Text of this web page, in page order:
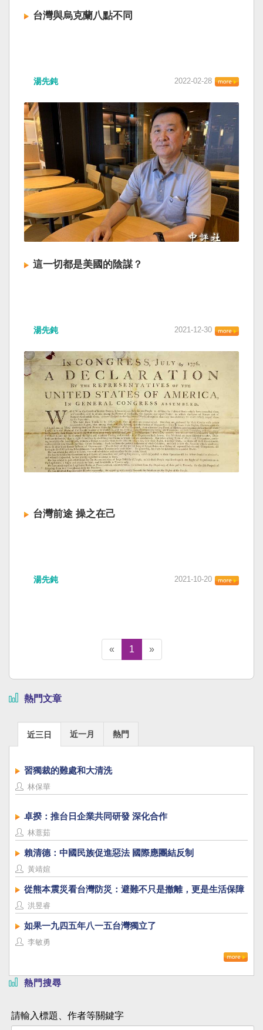
台灣與烏克蘭八點不同
湯先鈍 2022-02-28
這一切都是美國的陰謀？
湯先鈍 2021-12-30
台灣前途 操之在己
湯先鈍 2021-10-20
« 1 »
熱門文章
近三日 近一月 熱門
習獨裁的難處和大清洗
林保華
卓揆：推台日企業共同研發 深化合作
林薏茹
賴清德：中國民族促進惡法 國際應團結反制
黃靖媗
從熊本震災看台灣防災：避難不只是撤離，更是生活保障
洪昱睿
如果一九四五年八一五台灣獨立了
李敏勇
熱門搜尋
請輸入標題、作者等關鍵字